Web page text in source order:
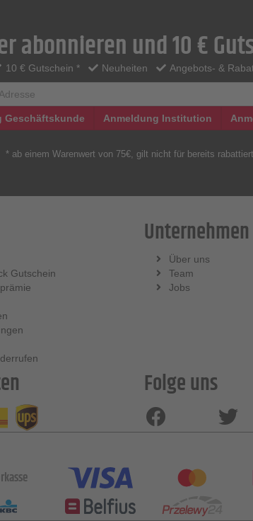
abonnieren und 10 €
10 € Gutschein * Neuheiten Angebots- &
Geschäftskunde Anmeldung Institution
* ab einem Warenwert von 75€, gilt nicht für bereits
Gutschein
Unternehmen
Über uns
Team
Jobs
Folge uns